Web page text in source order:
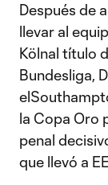
Después de
llevar al
Kölnal título
Bundesliga,
la Copa Oro
penal
que llevó a